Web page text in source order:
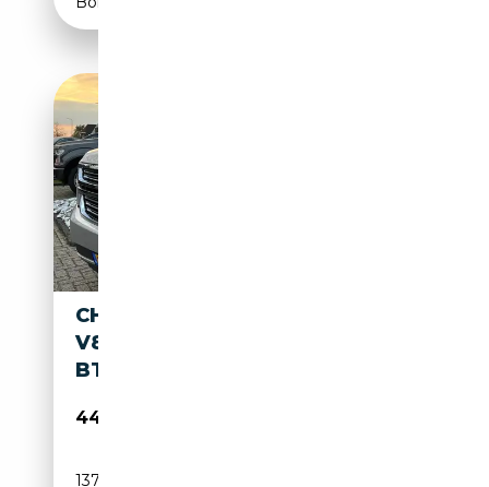
CHEVROLET SUBURBAN 5.3
V8 LTZ 2015 7-PERSOONS
BTW NW MODEL ESCALADE
44 950€
137 688 km